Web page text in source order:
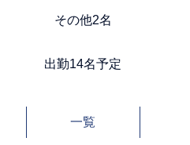
その他2名
出勤14名予定
一覧